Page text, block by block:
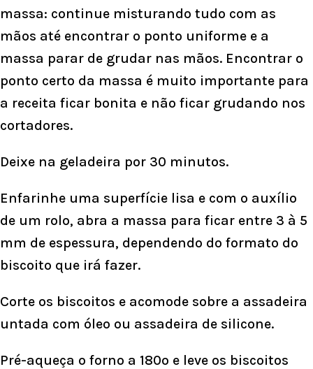
massa: continue misturando tudo com as
mãos até encontrar o ponto uniforme e a
massa parar de grudar nas mãos. Encontrar o
ponto certo da massa é muito importante para
a receita ficar bonita e não ficar grudando nos
cortadores.
Deixe na geladeira por 30 minutos.
Enfarinhe uma superfície lisa e com o auxílio
de um rolo, abra a massa para ficar entre 3 à 5
mm de espessura, dependendo do formato do
biscoito que irá fazer.
Corte os biscoitos e acomode sobre a assadeira
untada com óleo ou assadeira de silicone.
Pré-aqueça o forno a 180o e leve os biscoitos